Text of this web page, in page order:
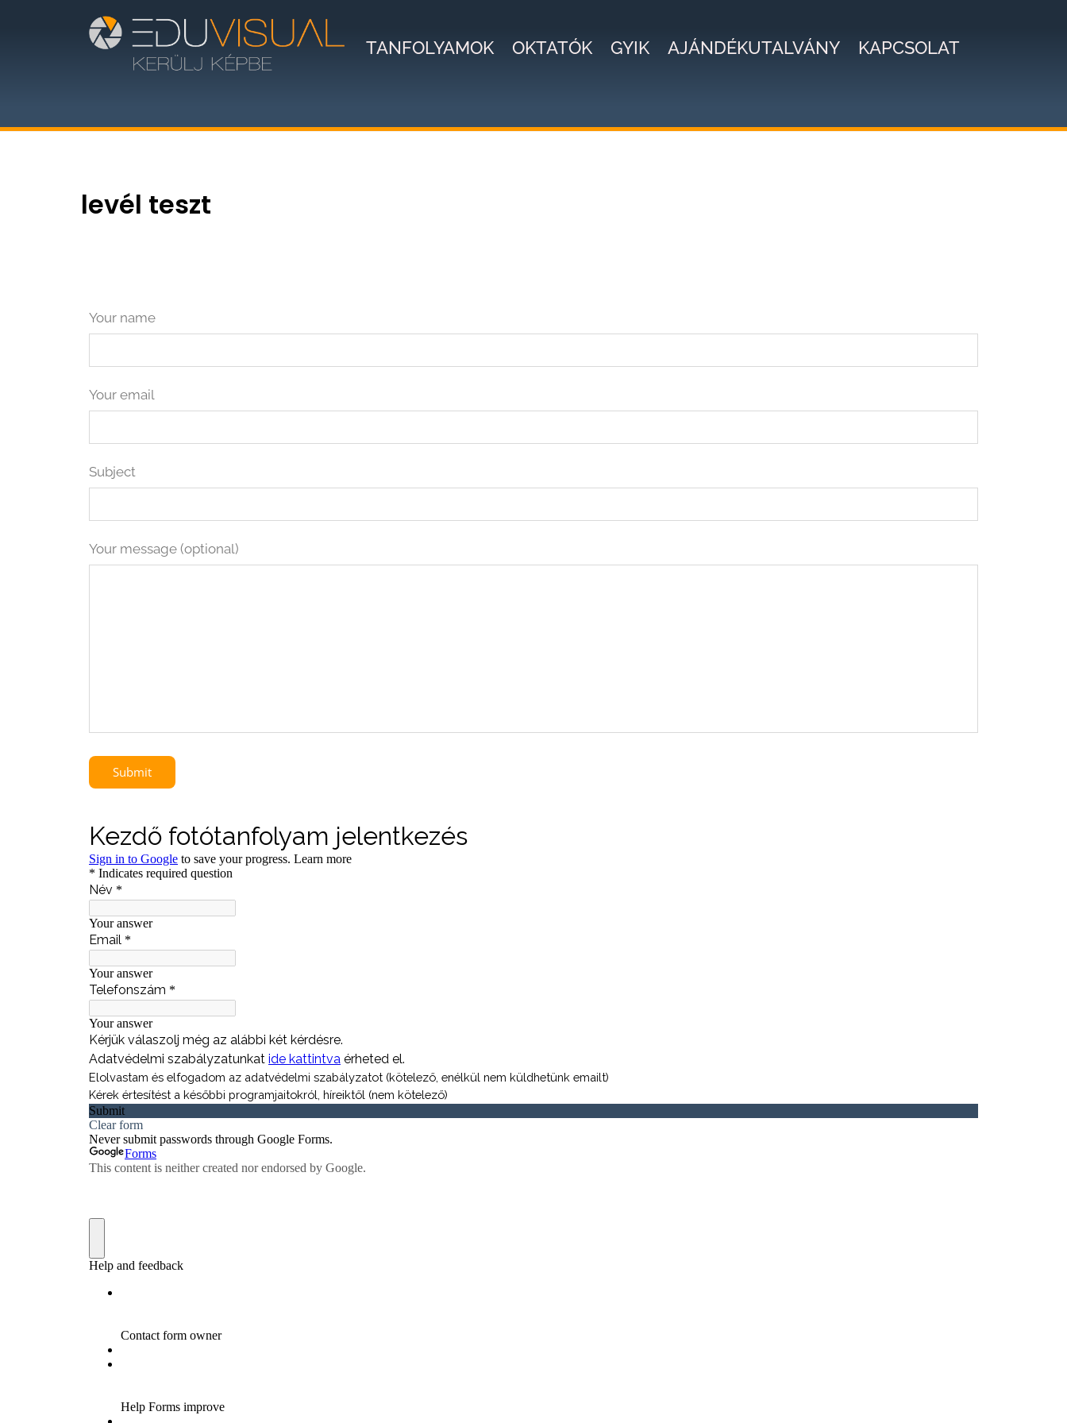
TANFOLYAMOK OKTATÓK GYIK AJÁNDÉKUTALVÁNY KAPCSOLAT
levél teszt
Your name
Your email
Subject
Your message (optional)